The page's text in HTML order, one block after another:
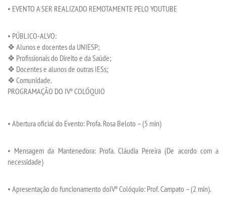
• EVENTO A SER REALIZADO REMOTAMENTE PELO YOUTUBE
• PÚBLICO-ALVO:
❖ Alunose docentesda UNIESP;
❖ Profissionais do Direito e da Saúde;
❖ Docentes e alunos de outras IESs;
❖ Comunidade.
PROGRAMAÇÃO DO IVºCOLÓQUIO
• Abertura oficial do Evento: Profa. Rosa Beloto –(5 min)
• Mensagem da Mantenedora: Profa. Cláudia Pereira (De acordo com a
necessidade)
• Apresentaçãodofuncionamento doIVºColóquio: Prof. Campato –(2 min).